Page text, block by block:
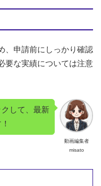
、申請前にしっかり確認
要な実績については注意
動画編集者
misato
して、最新